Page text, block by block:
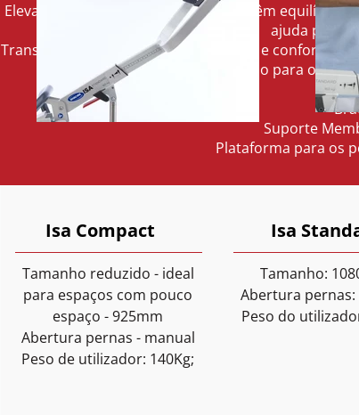
Elevador ideal para utilizadores que têm equilíbrio
ajuda para
Transferência com máxima segurança e conforto
mesmo para o
Suporte
Plataforma para os
Isa Compact
Tamanho reduzido - ideal
para espaços com pouco
espaço - 925mm
Abertura pernas - manual
Peso de utilizador: 140Kg;
Isa
Tamanho:
Abertura pernas:
Peso do